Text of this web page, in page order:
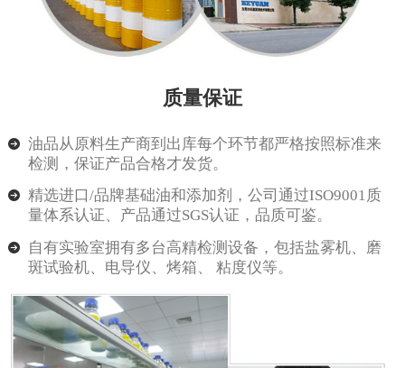
质量保证
油品从原料生产商到出库每个环节都严格按照标准来
检测，保证产品合格才发货。
精选进口/品牌基础油和添加剂，公司通过ISO9001质
量体系认证、产品通过SGS认证，品质可鉴。
自有实验室拥有多台高精检测设备，包括盐雾机、磨
斑试验机、电导仪、烤箱、 粘度仪等。